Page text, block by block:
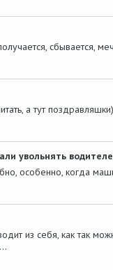
сбывается,
а тут
увольнять
особенно, когда
из себя, как так